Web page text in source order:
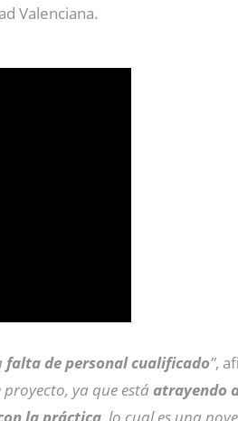
Valenciana.
falta de personal cualificado”,
proyecto, ya que está atrayendo